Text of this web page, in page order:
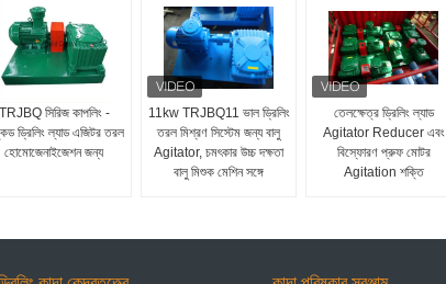
TRJBQ সিরিজ কাপলিং -
ড্রিলিং ল্যাড এজিটর তরল
হোমোজেনাইজেশন জন্য
11kw TRJBQ11 ভাল ড্রিলিং
তরল মিশ্রণ সিস্টেম জন্য বালু
Agitator, চমৎকার উচ্চ দক্ষতা
বালু মিশুক মেশিন সঙ্গে
তেলক্ষেত্র ড্রিলিং ল্যাড
Agitator Reducer এবং
বিস্ফোরণ প্রুফ মোটর
Agitation শক্তি